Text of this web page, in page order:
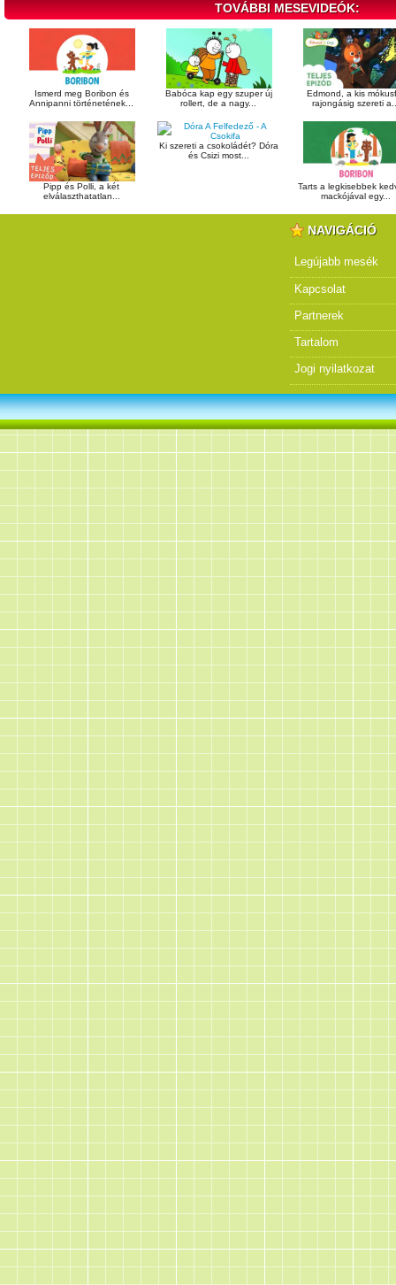
TOVÁBBI MESEVIDEÓK:
Ismerd meg Boribon és
Annipanni történetének...
Babóca kap egy szuper új
rollert, de a nagy...
Edmond, a kis
rajongásig szereti
Pipp és Polli, a két
elválaszthatatlan...
Ki szereti a csokoládét? Dóra
és Csizi most...
Tarts a legkisebbek
mackójával egy...
NAVIGÁCIÓ
Legújabb mesék
Kapcsolat
Partnerek
Tartalom
Jogi nyilatkozat